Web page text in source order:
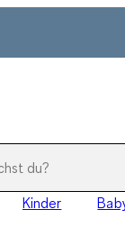
Kinder